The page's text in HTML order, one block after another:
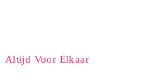
Altijd Voor Elkaar